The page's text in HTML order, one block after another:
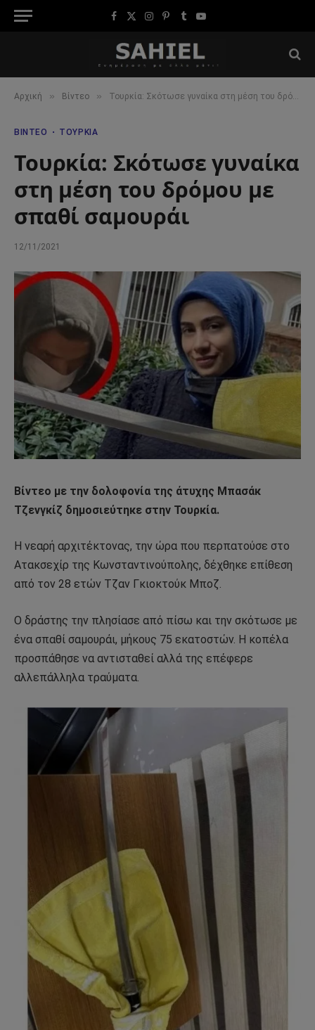
Facebook
X
Instagram
Pinterest
TumblrYouTube
Αρχική » Βίντεο » Τουρκία: Σκότωσε γυναίκα στη μέση του δρόμου με σπαθί σαμουράι
ΒΊΝΤΕΟ ΤΟΥΡΚΊΑ
Τουρκία: Σκότωσε γυναίκα
στη μέση του δρόμου με
σπαθί σαμουράι
12/11/2021
Βίντεο με την δολοφονία της άτυχης Μπασάκ
Τζενγκίζ δημοσιεύτηκε στην Τουρκία.
Η νεαρή αρχιτέκτονας, την ώρα που περπατούσε στο
Ατακσεχίρ της Κωνσταντινούπολης, δέχθηκε επίθεση
από τον 28 ετών Τζαν Γκιοκτούκ Μποζ.
Ο δράστης την πλησίασε από πίσω και την σκότωσε με
ένα σπαθί σαμουράι, μήκους 75 εκατοστών. Η κοπέλα
προσπάθησε να αντισταθεί αλλά της επέφερε
αλλεπάλληλα τραύματα.